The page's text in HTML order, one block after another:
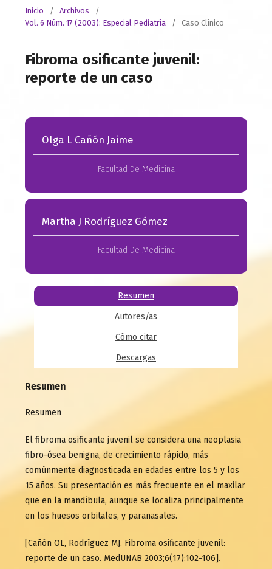
Inicio / Archivos
/
Vol. 6 Núm. 17 (2003): Especial Pediatría
/ Caso Clínico
Fibroma osificante juvenil:
reporte de un caso
Olga L Cañón Jaime
Facultad De Medicina
Martha J Rodríguez Gómez
Facultad De Medicina
Resumen
Autores/as
Cómo citar
Descargas
Resumen
Resumen
El fibroma osificante juvenil se considera una neoplasia
fibro-ósea benigna, de crecimiento rápido, más
comúnmente diagnosticada en edades entre los 5 y los
15 años. Su presentación es más frecuente en el maxilar
que en la mandíbula, aunque se localiza principalmente
en los huesos orbitales, y paranasales.
[Cañón OL, Rodríguez MJ. Fibroma osificante juvenil:
reporte de un caso. MedUNAB 2003;6(17):102-106].